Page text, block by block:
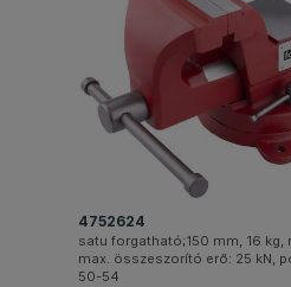
4752624
satu forgatható;150 mm, 16 kg,
max. összeszorító erő: 25 kN,
50-54